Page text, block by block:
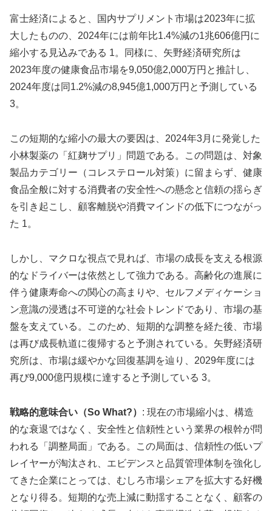
富士経済によると、国内サプリメント市場は2023年に拡
大したものの、2024年には前年比1.4%減の1兆606億円に
縮小する見込みである 1。同様に、矢野経済研究所は
2023年度の健康食品市場を9,050億2,000万円と推計し、
2024年度は同1.2%減の8,945億1,000万円と予測している
3。
この短期的な縮小の最大の要因は、2024年3月に発覚した
小林製薬の「紅麹サプリ」問題である。この問題は、対象
製品カテゴリー（コレステロール対策）に留まらず、健康
食品全般に対する消費者の安全性への懸念と信頼の揺らぎ
を引き起こし、顧客離脱や消費マインドの低下につながっ
た 1。
しかし、マクロな視点で見れば、市場の成長を支える根源
的なドライバーは依然として強力である。高齢化の進展に
伴う健康寿命への関心の高まりや、セルフメディケーショ
ン意識の浸透は不可逆的な社会トレンドであり、市場の基
盤を支えている。このため、短期的な調整を経た後、市場
は再び成長軌道に復帰すると予測されている。矢野経済研
究所は、市場は緩やかな回復基調を辿り、2029年度には
再び9,000億円規模に達すると予測している 3。
戦略的意味合い（So What?） : 現在の市場縮小は、構造
的な衰退ではなく、安全性と信頼性という業界の根幹が問
われる「調整局面」である。この局面は、信頼性の低いプ
レイヤーが淘汰され、エビデンスと品質管理体制を強化し
てきた企業にとっては、むしろ市場シェアを拡大する好機
となり得る。短期的な売上減に動揺することなく、顧客の